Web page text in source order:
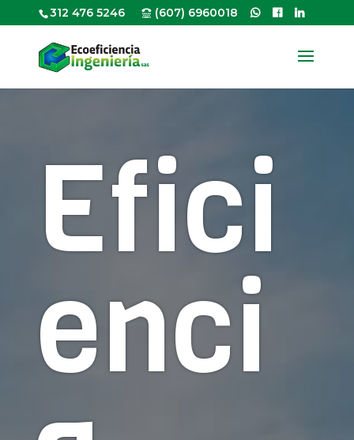
312 476 5246 (607) 6960018
Efici
enci